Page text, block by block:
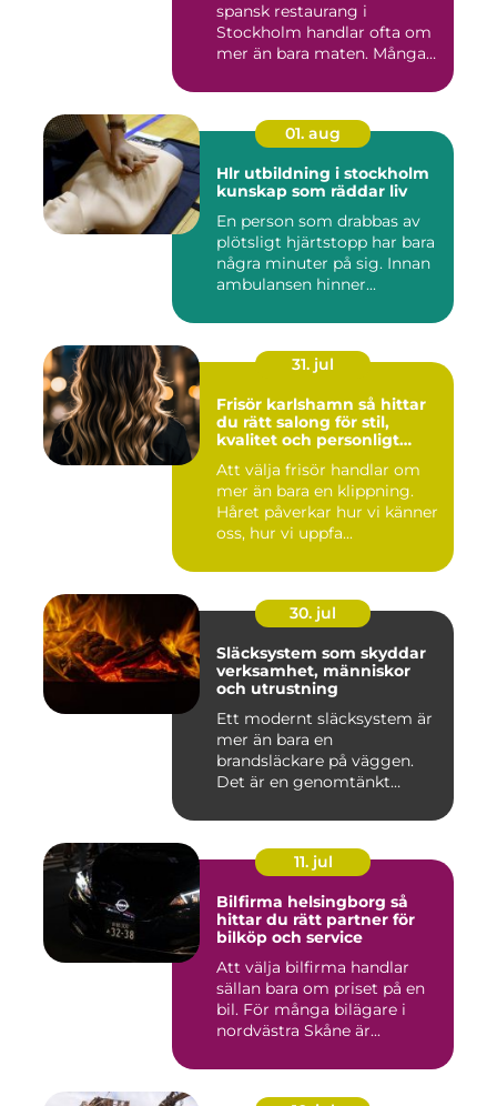
spansk restaurang i
Stockholm handlar ofta om
mer än bara maten. Många
01. aug
Hlr utbildning i stockholm
kunskap som räddar liv
En person som drabbas av
plötsligt hjärtstopp har bara
några minuter på sig. Innan
ambulansen hinner...
31. jul
Frisör karlshamn så hittar
du rätt salong för stil,
kvalitet och personligt
Att välja frisör handlar om
mer än bara en klippning.
Håret påverkar hur vi känner
oss, hur vi uppfa...
30. jul
Släcksystem som skyddar
verksamhet, människor
och utrustning
Ett modernt släcksystem är
mer än bara en
brandsläckare på väggen.
Det är en genomtänkt
11. jul
Bilfirma helsingborg så
hittar du rätt partner för
bilköp och service
Att välja bilfirma handlar
sällan bara om priset på en
bil. För många bilägare i
nordvästra Skåne är...